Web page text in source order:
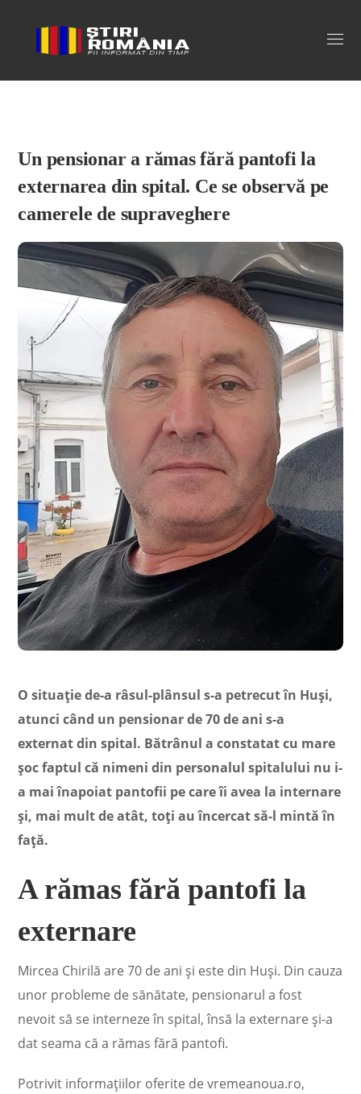
Stiri Romania
Un pensionar a rămas fără pantofi la
externarea din spital. Ce se observă pe
camerele de supraveghere
O situație de-a râsul-plânsul s-a petrecut în Huși,
atunci când un pensionar de 70 de ani s-a
externat din spital. Bătrânul a constatat cu mare
șoc faptul că nimeni din personalul spitalului nu i-
a mai înapoiat pantofii pe care îi avea la internare
și, mai mult de atât, toți au încercat să-l mintă în
față.
A rămas fără pantofi la
externare
Mircea Chirilă are 70 de ani și este din Huși. Din cauza
unor probleme de sănătate, pensionarul a fost
nevoit să se interneze în spital, însă la externare și-a
dat seama că a rămas fără pantofi.
Potrivit informațiilor oferite de vremeanoua.ro,